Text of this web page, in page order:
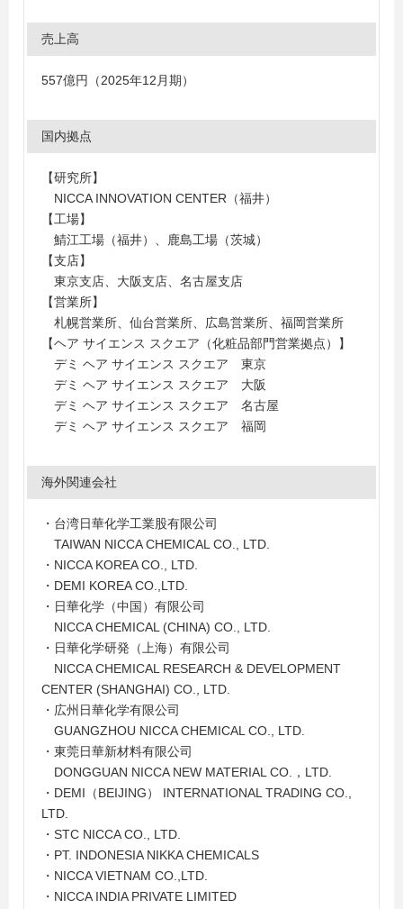
売上高
557億円（2025年12月期）
国内拠点
【研究所】
NICCA INNOVATION CENTER（福井）
【工場】
鯖江工場（福井）、鹿島工場（茨城）
【支店】
東京支店、大阪支店、名古屋支店
【営業所】
札幌営業所、仙台営業所、広島営業所、福岡営業所
【ヘア サイエンス スクエア（化粧品部門営業拠点）】
デミ ヘア サイエンス スクエア 東京
デミ ヘア サイエンス スクエア 大阪
デミ ヘア サイエンス スクエア 名古屋
デミ ヘア サイエンス スクエア 福岡
海外関連会社
・台湾日華化学工業股有限公司
TAIWAN NICCA CHEMICAL CO., LTD.
・NICCA KOREA CO., LTD.
・DEMI KOREA CO.,LTD.
・日華化学（中国）有限公司
NICCA CHEMICAL (CHINA) CO., LTD.
・日華化学研発（上海）有限公司
NICCA CHEMICAL RESEARCH & DEVELOPMENT
CENTER (SHANGHAI) CO., LTD.
・広州日華化学有限公司
GUANGZHOU NICCA CHEMICAL CO., LTD.
・東莞日華新材料有限公司
DONGGUAN NICCA NEW MATERIAL CO.，LTD.
・DEMI（BEIJING） INTERNATIONAL TRADING CO.,
LTD.
・STC NICCA CO., LTD.
・PT. INDONESIA NIKKA CHEMICALS
・NICCA VIETNAM CO.,LTD.
・NICCA INDIA PRIVATE LIMITED